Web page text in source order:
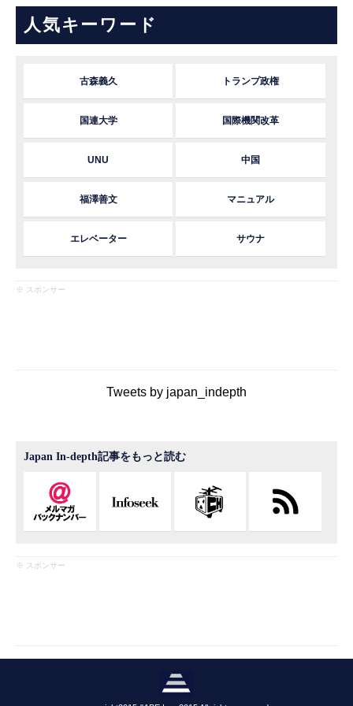
人気キーワード
古森義久 トランプ政権
国連大学 国際機関改革
UNU 中国
福澤善文 マニュアル
エレベーター サウナ
※ スポンサー
Tweets by japan_indepth
Japan In-depth記事をもっと読む
※ スポンサー